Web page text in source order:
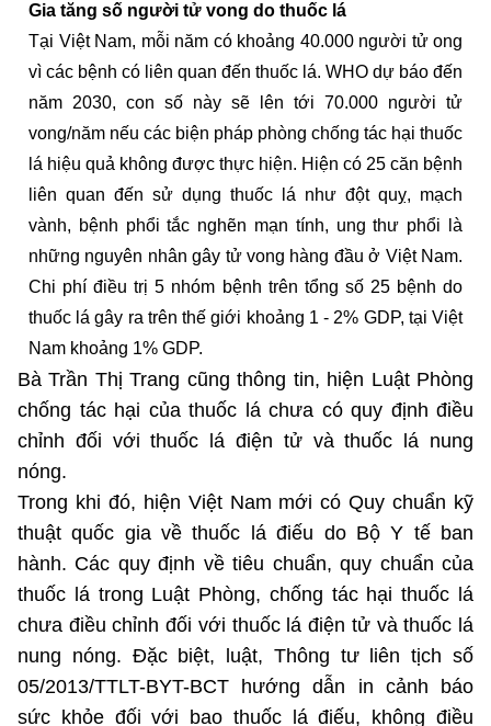
Gia tăng số người tử vong do thuốc lá
Tại Việt Nam, mỗi năm có khoảng 40.000 người tử ong
vì các bệnh có liên quan đến thuốc lá. WHO dự báo đến
năm 2030, con số này sẽ lên tới 70.000 người tử
vong/năm nếu các biện pháp phòng chống tác hại thuốc
lá hiệu quả không được thực hiện. Hiện có 25 căn bệnh
liên quan đến sử dụng thuốc lá như đột quỵ, mạch
vành, bệnh phổi tắc nghẽn mạn tính, ung thư phổi là
những nguyên nhân gây tử vong hàng đầu ở Việt Nam.
Chi phí điều trị 5 nhóm bệnh trên tổng số 25 bệnh do
thuốc lá gây ra trên thế giới khoảng 1 - 2% GDP, tại Việt
Nam khoảng 1% GDP.
Bà Trần Thị Trang cũng thông tin, hiện Luật Phòng
chống tác hại của thuốc lá chưa có quy định điều
chỉnh đối với thuốc lá điện tử và thuốc lá nung
nóng.
Trong khi đó, hiện Việt Nam mới có Quy chuẩn kỹ
thuật quốc gia về thuốc lá điếu do Bộ Y tế ban
hành. Các quy định về tiêu chuẩn, quy chuẩn của
thuốc lá trong Luật Phòng, chống tác hại thuốc lá
chưa điều chỉnh đối với thuốc lá điện tử và thuốc lá
nung nóng. Đặc biệt, luật, Thông tư liên tịch số
05/2013/TTLT-BYT-BCT hướng dẫn in cảnh báo
sức khỏe đối với bao thuốc lá điếu, không điều